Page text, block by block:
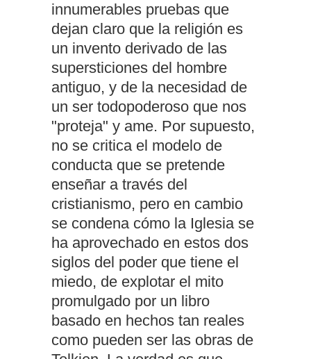
innumerables pruebas que
dejan claro que la religión es
un invento derivado de las
supersticiones del hombre
antiguo, y de la necesidad de
un ser todopoderoso que nos
"proteja" y ame. Por supuesto,
no se critica el modelo de
conducta que se pretende
enseñar a través del
cristianismo, pero en cambio
se condena cómo la Iglesia se
ha aprovechado en estos dos
siglos del poder que tiene el
miedo, de explotar el mito
promulgado por un libro
basado en hechos tan reales
como pueden ser las obras de